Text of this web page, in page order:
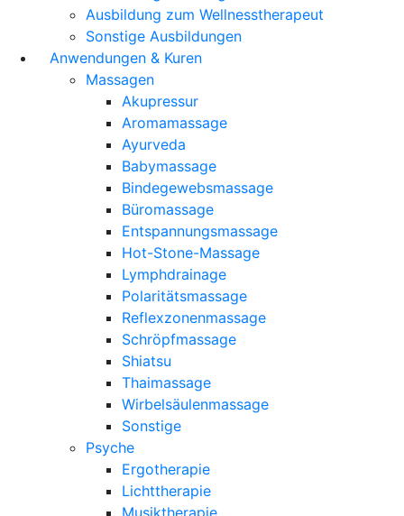
Ausbildung zum Wellnesstherapeut
Sonstige Ausbildungen
Anwendungen & Kuren
Massagen
Akupressur
Aromamassage
Ayurveda
Babymassage
Bindegewebsmassage
Büromassage
Entspannungsmassage
Hot-Stone-Massage
Lymphdrainage
Polaritätsmassage
Reflexzonenmassage
Schröpfmassage
Shiatsu
Thaimassage
Wirbelsäulenmassage
Sonstige
Psyche
Ergotherapie
Lichttherapie
Musiktherapie